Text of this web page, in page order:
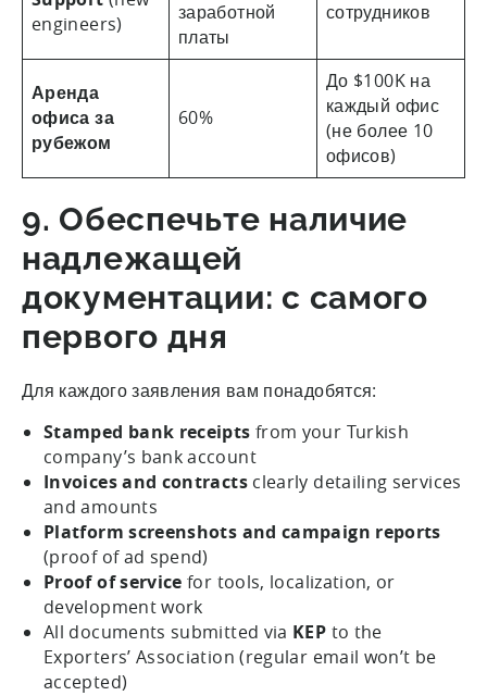
engineers)
заработной
платы
сотрудников
Аренда
офиса за
рубежом
60%
До $100K на
каждый офис
(не более 10
офисов)
9. Обеспечьте наличие
надлежащей
документации: с самого
первого дня
Для каждого заявления вам понадобятся:
Stamped bank receipts from your Turkish
company’s bank account
Invoices and contractsclearly detailing services
and amounts
Platform screenshots and campaign reports
(proof of ad spend)
Proof of service for tools, localization, or
development work
All documents submitted via KEP to the
Exporters’ Association (regular email won’t be
accepted)